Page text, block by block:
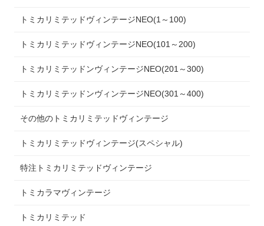
トミカリミテッドヴィンテージNEO(1～100)
トミカリミテッドヴィンテージNEO(101～200)
トミカリミテッドンヴィンテージNEO(201～300)
トミカリミテッドンヴィンテージNEO(301～400)
その他のトミカリミテッドヴィンテージ
トミカリミテッドヴィンテージ(スペシャル)
特注トミカリミテッドヴィンテージ
トミカラマヴィンテージ
トミカリミテッド